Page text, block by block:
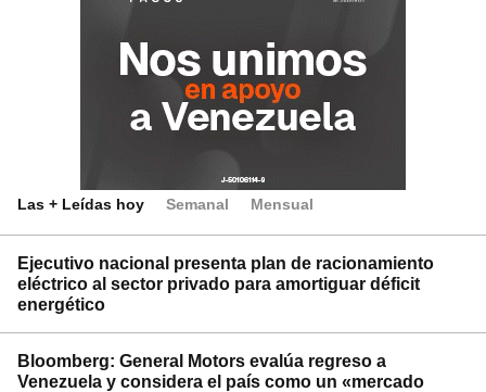
Las + Leídas hoy Semanal Mensual
Ejecutivo nacional presenta plan de racionamiento
eléctrico al sector privado para amortiguar déficit
energético
Bloomberg: General Motors evalúa regreso a
Venezuela y considera el país como un «mercado